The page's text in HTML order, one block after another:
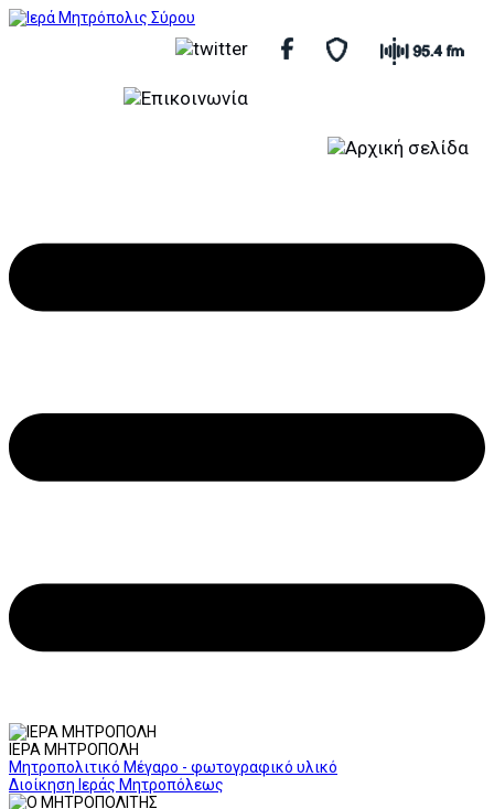
ΙΕΡΑ ΜΗΤΡΟΠΟΛΗ
Μητροπολιτικό Μέγαρο - φωτογραφικό υλικό
Διοίκηση Ιεράς Μητροπόλεως